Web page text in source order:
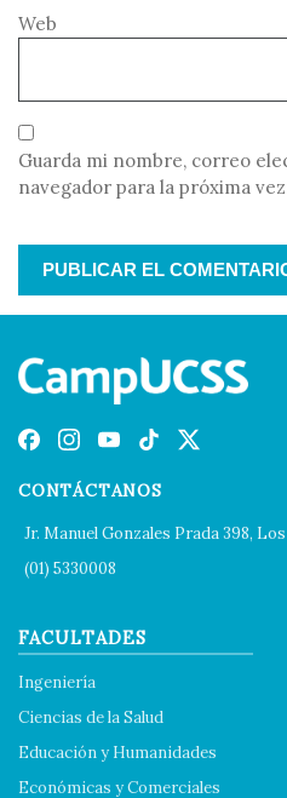
Web
Guarda mi nombre, correo
navegador para la próxima
CONTÁCTANOS
Jr. Manuel Gonzales Prada 398,
(01) 5330008
FACULTADES
Ingeniería
Ciencias de la Salud
Educación y Humanidades
Económicas y Comerciales